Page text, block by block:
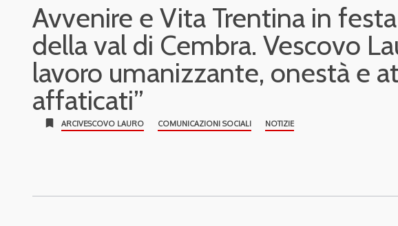
Avvenire e Vita Trentina in
della val di Cembra. Vescovo
lavoro umanizzante, onestà e
affaticati”
bookmark ARCIVESCOVO LAURO COMUNICAZIONI SOCIALI NOTIZIE